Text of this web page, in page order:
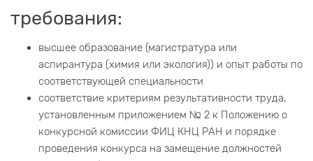
требования:
высшее образование (магистратура или
аспирантура (химия или экология)) и опыт работы по
соответствующей специальности
соответствие критериям результативности труда,
установленным приложением № 2 к Положению о
конкурсной комиссии ФИЦ КНЦ РАН и порядке
проведения конкурса на замещение должностей